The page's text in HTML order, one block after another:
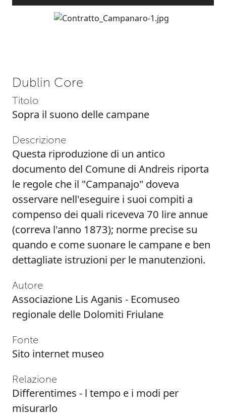
Dublin Core
Titolo
Sopra il suono delle campane
Descrizione
Questa riproduzione di un antico
documento del Comune di Andreis riporta
le regole che il "Campanajo" doveva
osservare nell'eseguire i suoi compiti a
compenso dei quali riceveva 70 lire annue
(correva l'anno 1873); norme precise su
quando e come suonare le campane e ben
dettagliate istruzioni per le manutenzioni.
Autore
Associazione Lis Aganis - Ecomuseo
regionale delle Dolomiti Friulane
Fonte
Sito internet museo
Relazione
Differentimes - l tempo e i modi per
misurarlo